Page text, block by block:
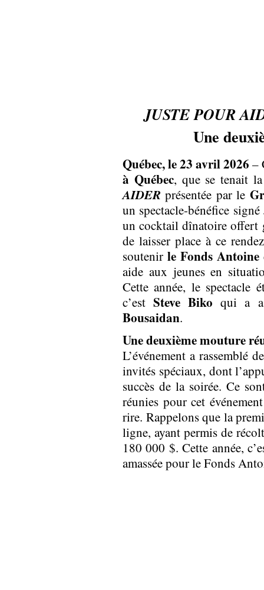
JUSTE POUR
Une
Québec, le 23 avril 2026 –
à Québec, que se tenait
AIDER présentée par le
un spectacle-bénéfice
un cocktail dînatoire offert
de laisser place à ce
soutenirle Fonds Antoine
aide aux jeunes en
Cette année, le spectacle
c’estSteve Biko qui a
Bousaidan.
Une deuxième mouture
L’événement a rassemblé
invités spéciaux, dont
succès de la soirée. Ce
réunies pour cet
rire. Rappelons que la
ligne, ayant permis de
180 000 $. Cette année,
amassée pour le Fonds